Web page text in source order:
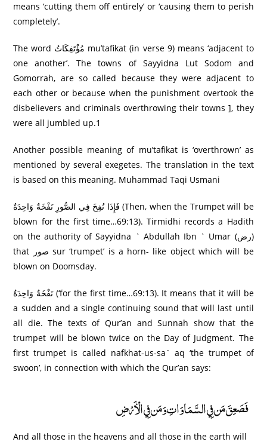
means ‘cutting them off entirely’ or ‘causing them to perish
completely’.
The word مُؤْتَفِكَاتُ mu’tafikat (in verse 9) means ‘adjacent to
one another’. The towns of Sayyidna Lut Sodom and
Gomorrah, are so called because they were adjacent to
each other or because when the punishment overtook the
disbelievers and criminals overthrowing their towns ], they
were all jumbled up.1
Another possible meaning of mu’tafikat is ‘overthrown’ as
mentioned by several exegetes. The translation in the text
is based on this meaning. Muhammad Taqi Usmani
فَإِذَا نُفِخَ فِي الصُّورِ‌ نَفْخَةٌ وَاحِدَةٌ (Then, when the Trumpet will be
blown for the first time…69:13). Tirmidhi records a Hadith
on the authority of Sayyidna ` Abdullah Ibn ` Umar (رض)
that صور sur ‘trumpet’ is a horn- like object which will be
blown on Doomsday.
نَفْخَةٌ وَاحِدَةٌ (‘for the first time…69:13). It means that it will be
a sudden and a single continuing sound that will last until
all die. The texts of Qur’an and Sunnah show that the
trumpet will be blown twice on the Day of Judgment. The
first trumpet is called nafkhat-us-sa` aq ‘the trumpet of
swoon’, in connection with which the Qur’an says:
فَصَعِقَ مَن فِي السَّمَاوَاتِ وَمَن فِي الْأَرْ‌ضِ
And all those in the heavens and all those in the earth will